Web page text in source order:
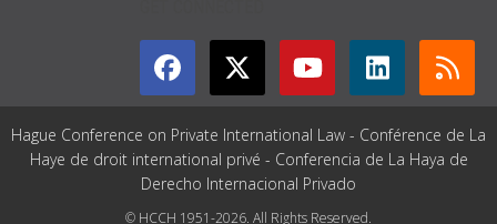
Hague Conference on Private International Law - Conférence de La
Haye de droit international privé - Conferencia de La Haya de
Derecho Internacional Privado
© HCCH 1951-2026. All Rights Reserved.